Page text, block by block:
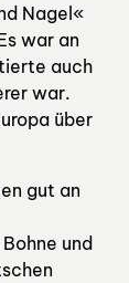
Nagel«
war an
auch
war.
über
gut an
und